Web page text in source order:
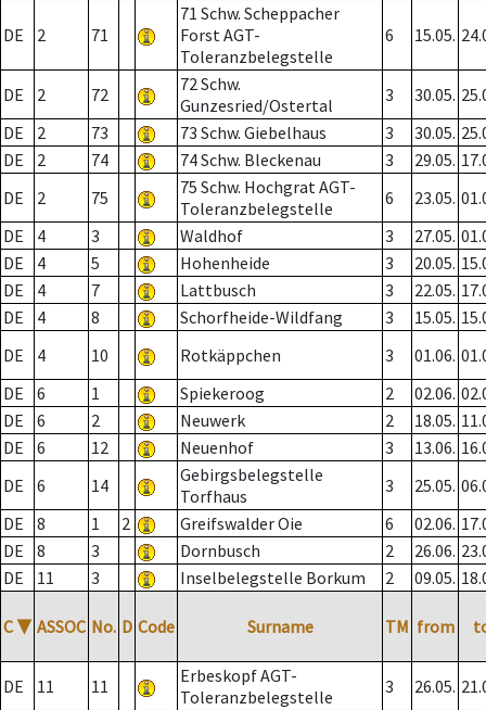
DE 2 71
71 Schw. Scheppacher
Forst AGT-
Toleranzbelegstelle
6 15.05.
DE 2 72
72 Schw.
Gunzesried/Ostertal
3 30.05.
DE
2 73 73 Schw. Giebelhaus 3 30.05.
DE
2 74 74 Schw. Bleckenau 3 29.05.
DE
2 75
75 Schw. Hochgrat AGT-
Toleranzbelegstelle
6 23.05.
DE
4 3 Waldhof 3 27.05.
DE
4 5 Hohenheide 3 20.05.
DE
4 7 Lattbusch 3 22.05.
DE
4 8 Schorfheide-Wildfang 3 15.05.
DE
4 10 Rotkäppchen 3 01.06.
DE
6 1 Spiekeroog 2 02.06.
DE
6 2 Neuwerk 2 18.05.
DE
6 12 Neuenhof 3 13.06.
DE
6 14
Gebirgsbelegstelle
Torfhaus
3 25.05.
DE
8 1 2 Greifswalder Oie 6 02.06.
DE
8 3 Dornbusch 2 26.06.
DE
11 3 Inselbelegstelle Borkum 2 09.05.
C ▼ ASSOC No. D Code Surname TM from
DE 11 11
Erbeskopf AGT-
Toleranzbelegstelle
3 26.05.